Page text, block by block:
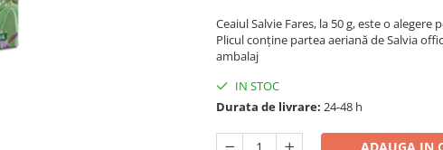
Ceaiul Salvie Fares, la 50 g, este o
Plicul conține partea aeriană de Salvia
ambalaj
IN STOC
Durata de livrare: 24-48 h
ADAUGA IN